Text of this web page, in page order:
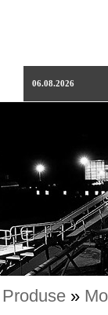
06.08.2026
Produse »